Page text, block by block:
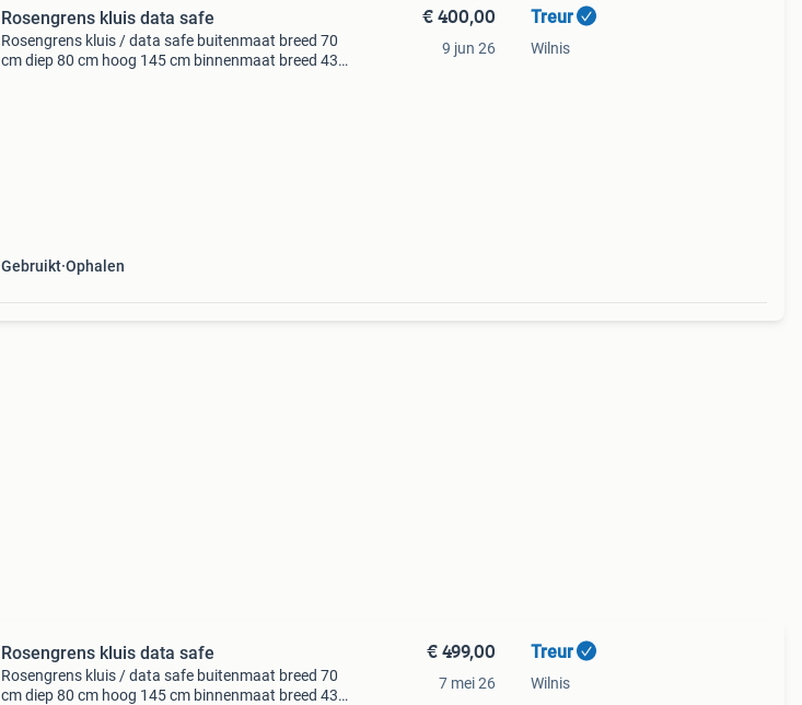
Rosengrens kluis data safe
Rosengrens kluis / data safe buitenmaat breed 70
cm diep 80 cm hoog 145 cm binnenmaat breed 43
Gebruikt Ophalen
€ 400,00
9 jun 26
Treur
Wilnis
Rosengrens kluis data safe
Rosengrens kluis / data safe buitenmaat breed 70
cm diep 80 cm hoog 145 cm binnenmaat breed 43
€ 499,00
7 mei 26
Treur
Wilnis